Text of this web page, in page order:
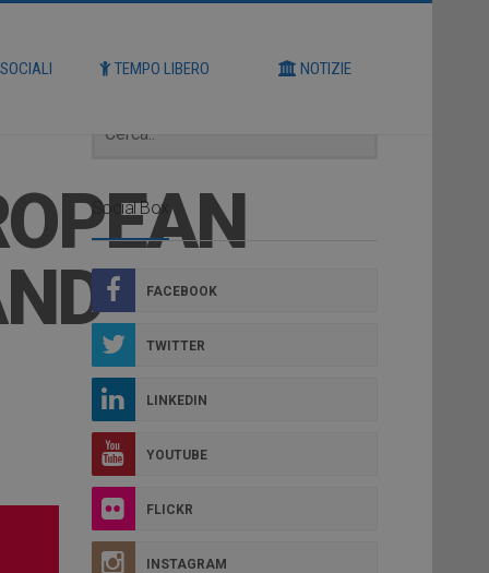
TEMPO LIBERO NOTIZIE
Social Box
FACEBOOK
TWITTER
LINKEDIN
YOUTUBE
FLICKR
INSTAGRAM